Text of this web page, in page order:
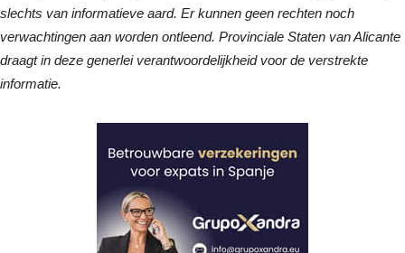
slechts van informatieve aard. Er kunnen geen rechten noch
verwachtingen aan worden ontleend. Provinciale Staten van Alicante
draagt in deze generlei verantwoordelijkheid voor de verstrekte
informatie.